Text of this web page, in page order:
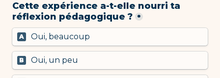
Cette expérience a-t-elle nourri ta
réflexion pédagogique ? *
A Oui, beaucoup
B Oui, un peu